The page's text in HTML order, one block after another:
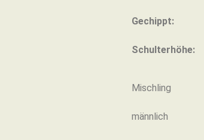
Gechippt:
Schulterhöhe:
Mischling
männlich